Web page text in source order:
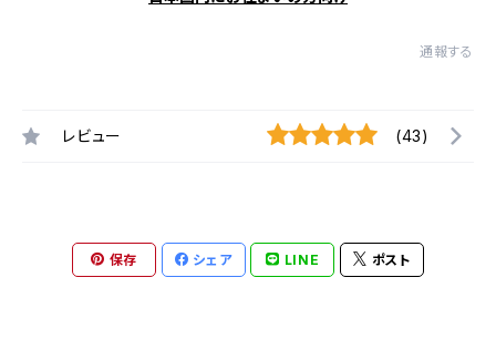
通報する
レビュー (43)
保存 シェア LINE ポスト